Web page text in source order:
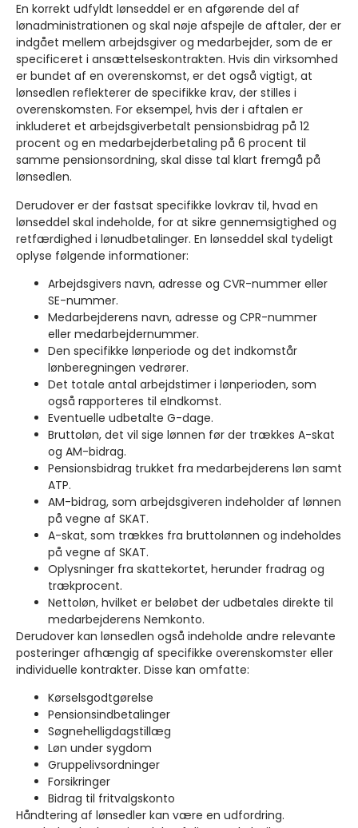
En korrekt udfyldt lønseddel er en afgørende del af
lønadministrationen og skal nøje afspejle de aftaler, der er
indgået mellem arbejdsgiver og medarbejder, som de er
specificeret i ansættelseskontrakten. Hvis din virksomhed
er bundet af en overenskomst, er det også vigtigt, at
lønsedlen reflekterer de specifikke krav, der stilles i
overenskomsten. For eksempel, hvis der i aftalen er
inkluderet et arbejdsgiverbetalt pensionsbidrag på 12
procent og en medarbejderbetaling på 6 procent til
samme pensionsordning, skal disse tal klart fremgå på
lønsedlen.
Derudover er der fastsat specifikke lovkrav til, hvad en
lønseddel skal indeholde, for at sikre gennemsigtighed og
retfærdighed i lønudbetalinger. En lønseddel skal tydeligt
oplyse følgende informationer:
Arbejdsgivers navn, adresse og CVR-nummer eller
SE-nummer.
Medarbejderens navn, adresse og CPR-nummer
eller medarbejdernummer.
Den specifikke lønperiode og det indkomstår
lønberegningen vedrører.
Det totale antal arbejdstimer i lønperioden, som
også rapporteres til eIndkomst.
Eventuelle udbetalte G-dage.
Bruttoløn, det vil sige lønnen før der trækkes A-skat
og AM-bidrag.
Pensionsbidrag trukket fra medarbejderens løn samt
ATP.
AM-bidrag, som arbejdsgiveren indeholder af lønnen
på vegne af SKAT.
A-skat, som trækkes fra bruttolønnen og indeholdes
på vegne af SKAT.
Oplysninger fra skattekortet, herunder fradrag og
trækprocent.
Nettoløn, hvilket er beløbet der udbetales direkte til
medarbejderens Nemkonto.
Derudover kan lønsedlen også indeholde andre relevante
posteringer afhængig af specifikke overenskomster eller
individuelle kontrakter. Disse kan omfatte:
Kørselsgodtgørelse
Pensionsindbetalinger
Søgnehelligdagstillæg
Løn under sygdom
Gruppelivsordninger
Forsikringer
Bidrag til fritvalgskonto
Håndtering af lønsedler kan være en udfordring.